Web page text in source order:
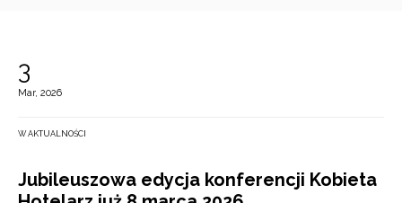
3
Mar, 2026
W AKTUALNOŚCI
Jubileuszowa edycja konferencji Kobieta